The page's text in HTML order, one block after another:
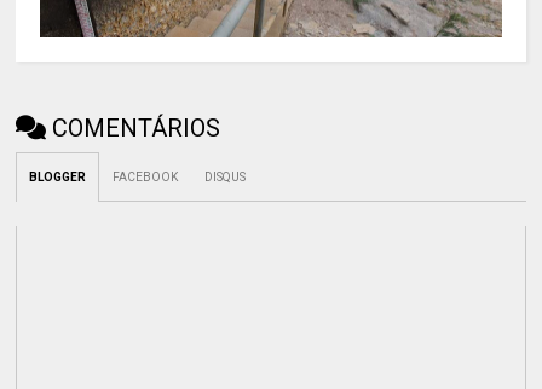
COMENTÁRIOS
BLOGGER FACEBOOK DISQUS